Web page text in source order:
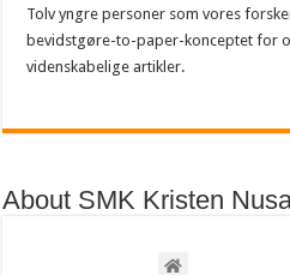
Tolv yngre personer som vores
bevidstgøre-to-paper-konceptet for
videnskabelige artikler.
About SMK Kristen